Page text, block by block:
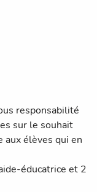
responsabilité
sur le souhait
élèves qui en
éducatrice et 2